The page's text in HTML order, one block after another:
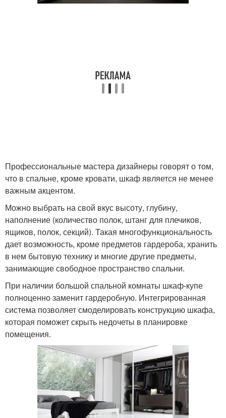
Профессиональные мастера дизайнеры говорят о том,
что в спальне, кроме кровати, шкаф является не менее
важным акцентом.
Можно выбрать на свой вкус высоту, глубину,
наполнение (количество полок, штанг для плечиков,
ящиков, полок, секций). Такая многофункциональность
дает возможность, кроме предметов гардероба, хранить
в нем бытовую технику и многие другие предметы,
занимающие свободное пространство спальни.
При наличии большой спальной комнаты шкаф-купе
полноценно заменит гардеробную. Интегрированная
система позволяет смоделировать конструкцию шкафа,
которая поможет скрыть недочеты в планировке
помещения.